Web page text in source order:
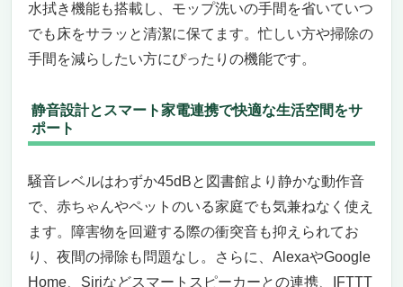
水拭き機能も搭載し、モップ洗いの手間を省いていつ
でも床をサラッと清潔に保てます。忙しい方や掃除の
手間を減らしたい方にぴったりの機能です。
静音設計とスマート家電連携で快適な生活空間をサ
ポート
騒音レベルはわずか45dBと図書館より静かな動作音
で、赤ちゃんやペットのいる家庭でも気兼ねなく使え
ます。障害物を回避する際の衝突音も抑えられてお
り、夜間の掃除も問題なし。さらに、AlexaやGoogle
Home、Siriなどスマートスピーカーとの連携、IFTTT